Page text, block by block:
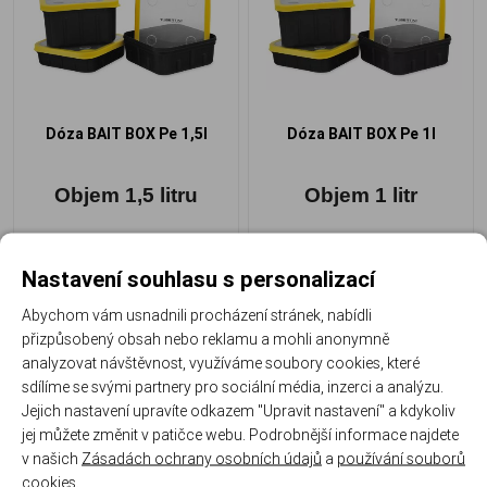
Dóza BAIT BOX Pe 1,5l
Objem 1,5 litru
Dóza BAIT BOX Pe 1l
Objem 1 litr
-18%
Akce
-18%
Akce
Nastavení souhlasu s personalizací
Abychom vám usnadnili procházení stránek, nabídli
přizpůsobený obsah nebo reklamu a mohli anonymně
analyzovat návštěvnost, využíváme soubory cookies, které
sdílíme se svými partnery pro sociální média, inzerci a analýzu.
Jejich nastavení upravíte odkazem "Upravit nastavení" a kdykoliv
jej můžete změnit v patičce webu. Podrobnější informace najdete
v našich Zásadách ochrany osobních údajů a používání souborů
cookies